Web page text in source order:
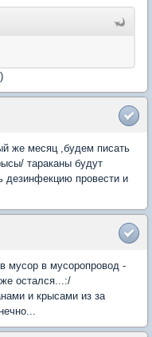
же месяц ,будем писать
тараканы будут
дезинфекцию провести и
мусор в мусоропровод -
остался...:/
и крысами из за